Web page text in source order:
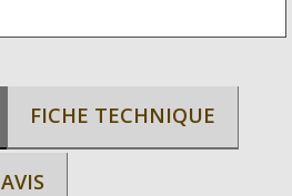
FICHE TECHNIQUE
AVIS